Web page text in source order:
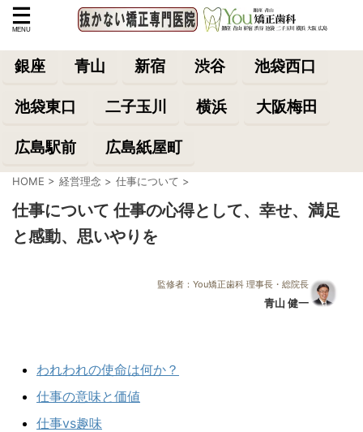
銀座 青山 新宿 渋谷 池袋西口
池袋東口 二子玉川 横浜 大阪梅田
広島駅前 広島紙屋町
HOME > 経営理念 > 仕事について >
仕事について 仕事の心得として、幸せ、満足
と感動、思いやりを
監修者：You矯正歯科 理事長・総院長
青山 健一
われわれの使命は何か？
仕事の意味と価値
仕事vs趣味